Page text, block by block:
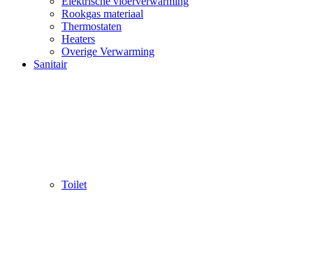
Rookgas materiaal
Thermostaten
Heaters
Overige Verwarming
Sanitair
Toilet